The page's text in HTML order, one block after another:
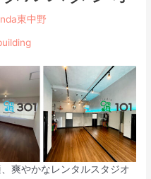
東中野
爽やかなレンタルスタジオ